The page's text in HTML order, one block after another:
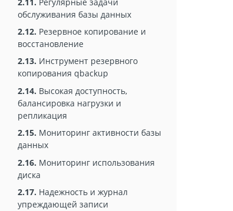
обслуживания базы данных
2.12. Резервное копирование и
восстановление
2.13. Инструмент резервного
копирования qbackup
2.14. Высокая доступность,
балансировка нагрузки и
репликация
2.15. Мониторинг активности базы
данных
2.16. Мониторинг использования
диска
2.17. Надежность и журнал
упреждающей записи